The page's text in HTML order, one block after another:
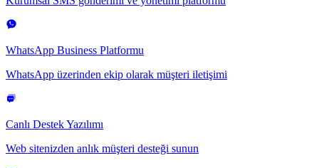
WhatsApp Business Platformu
WhatsApp üzerinden ekip olarak müşteri iletişimi
Canlı Destek Yazılımı
Web sitenizden anlık müşteri desteği sunun